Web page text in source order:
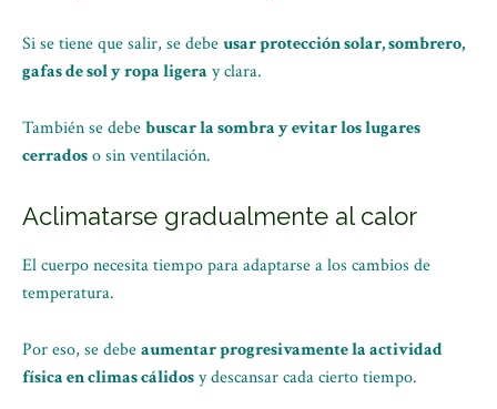
Si se tiene que salir, se debeusar protección solar, sombrero,
gafas de sol y ropa ligera y clara.
También se debebuscar la sombra y evitar los lugares
cerradoso sin ventilación.
Aclimatarse gradualmente al calor
El cuerpo necesita tiempo para adaptarse a los cambios de
temperatura.
Por eso, se debeaumentar progresivamente la actividad
física en climas cálidosy descansar cada cierto tiempo.